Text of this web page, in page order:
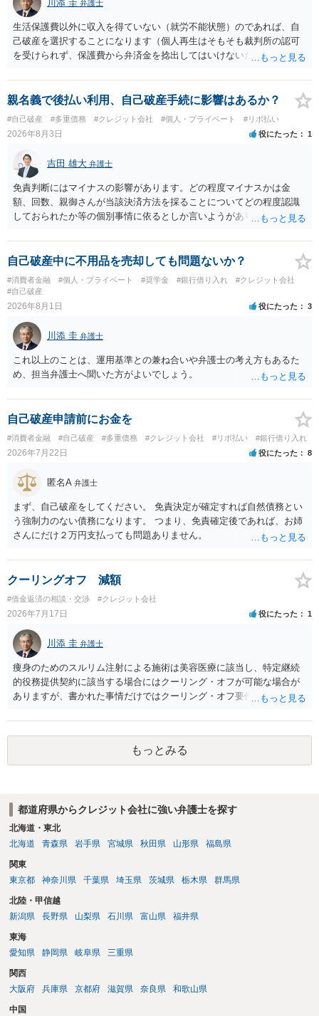
川添 圭 弁護士
生活保護費以外に収入を得ていない（就労不能状態）のであれば、自
己破産を選択することになります（個人再生はそもそも裁判所の認可
を受けられず、保護費から弁済金を捻出してはいけないため任意整理
士費用は法テラスが負担し、裁判所の予納金等も法テラスが援助して
くれるため、弁護士へ自己破産を任せれば解決します。
親名義で後払い利用、自己破産手続に影響はあるか？
#自己破産 #多重債務 #クレジット会社 #個人・プライベート #リボ払い
2026年8月3日 役にたった 1
吉田 雄大 弁護士
免責判断にはマイナスの影響があります。どの程度マイナスかは金
額、回数、親御さんが当該決済方法を採ることについてどの程度認識
しておられたか等の個別事情に依るとしか言いようがありません。 と
なって相談し、善後策を考えることをお勧めします。
自己破産中に不用品を売却しても問題ないか？
#消費者金融 #個人・プライベート #奨学金 #銀行借り入れ
#クレジット会社
#自己破産
2026年8月1日 役にたった 3
川添 圭 弁護士
これ以上のことは、運用基準との兼ね合いや弁護士の考え方もあるた
め、担当弁護士へ聞いた方がよいでしょう。
自己破産申請前にお金を
#消費者金融 #自己破産 #多重債務 #クレジット会社 #リボ払い #銀行借り入れ
2026年7月22日 役にたった 8
匿名A 弁護士
まず、自己破産をしてください。 免責決定が確定すれば自然債務とい
う強制力のない債務になります。 つまり、免責確定後であれば、お姉
さんにだけ２万円支払っても問題ありません。
クーリングオフ 減額
#借金返済の相談・交渉 #クレジット会社
2026年7月17日 役にたった 1
川添 圭 弁護士
痩身のためのスルリム注射による施術は美容医療に該当し、特定継続
的役務提供契約に該当する場合にはクーリング・オフが可能な場合が
ありますが、書かれた事情だけではクーリング・オフ要件を満たして
か）が不明です。仮に特定継続的役務提供契約に該当する場合には、
クーリング・オフができない場合でも中途解約は可能ですが、この点
も含めて、最寄りの消費生活センターで詳しい資料をもとに相談して
いただいた方がよいでしょう。
もっとみる
都道府県からクレジット会社に強い弁護士を探す
北海道・東北
北海道
青森県 岩手県 宮城県 秋田県 山形県 福島県
関東
東京都
神奈川県 千葉県 埼玉県 茨城県 栃木県 群馬県
北陸・甲信越
新潟県
長野県 山梨県 石川県 富山県 福井県
東海
愛知県
静岡県 岐阜県 三重県
関西
大阪府
兵庫県 京都府 滋賀県 奈良県 和歌山県
中国